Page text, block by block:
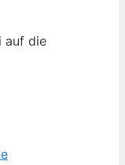
auf die